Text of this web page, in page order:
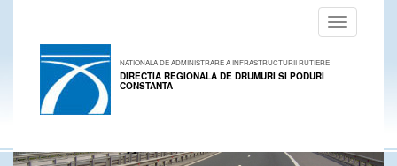
Toggle
navigation
NATIONALA DE ADMINISTRARE A INFRASTRUCTURII RUTIERE
DIRECTIA REGIONALA DE DRUMURI SI PODURI
CONSTANTA